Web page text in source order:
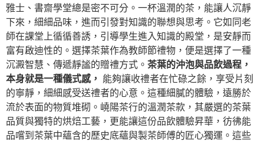
雅士、書齋學堂總是密不可分。一杯溫潤的茶，能讓人沉靜
下來，細細品味，進而引發對知識的聯想與思考。它如同老
師在課堂上循循善誘，引導學生進入知識的殿堂，是安靜而
富有啟迪性的。選擇茶葉作為教師節禮物，便是選擇了一種
沉澱智慧、傳遞靜謐的贈禮方式。 茶葉的沖泡與品飲過程，
本身就是一種儀式感，
能夠讓收禮者在忙碌之餘，享受片刻
的寧靜，細細感受送禮者的心意。這種細膩的體驗，遠勝於
流於表面的物質堆砌。嶢陽茶行的溫潤茶款，其嚴選的茶葉
品質與獨特的烘焙工藝，更能讓這份品飲體驗昇華，彷彿能
品嚐到茶葉中蘊含的歷史底蘊與製茶師傅的匠心獨運。這些